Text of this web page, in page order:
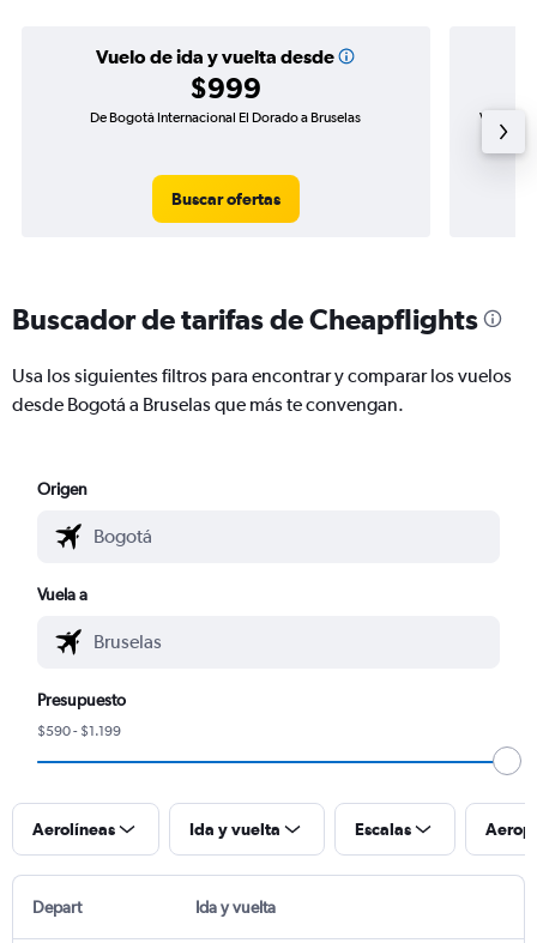
Vuelo de ida y vuelta desde
$999
De Bogotá Internacional El Dorado a Bruselas
Buscar ofertas
Vuelo de
Buscador de tarifas de Cheapflights
Usa los siguientes filtros para encontrar y comparar los vuelos
desde Bogotá a Bruselas que más te convengan.
Origen
Vuela a
Presupuesto
$590 - $1.199
Aerolíneas Ida y vuelta Escalas
Depart Ida y vuelta